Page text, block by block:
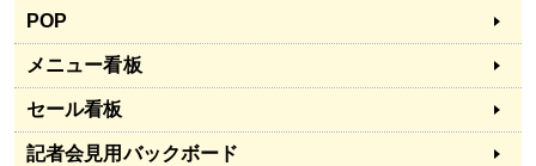
POP
メニュー看板
セール看板
記者会見用バックボード